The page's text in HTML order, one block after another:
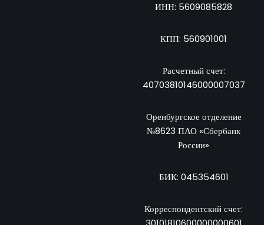
ИНН: 5609085828
КПП: 560901001
Расчетный счет:
40703810146000007037
Оренбургское отделение
№8623 ПАО «Сбербанк
России»
БИК: 045354601
Корреспондентский счет: